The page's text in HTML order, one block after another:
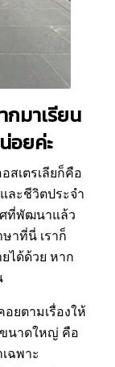
กมาเรียน
อยค่ะ
สเตรเลียก็คือ
ละชีวิตประจำ
ศที่พัฒนาแล้ว
ษาที่นี่ เราก็
ได้ด้วย หาก
ยตามเรื่องให้
ขนาดใหญ่ คือ
ฉพาะ